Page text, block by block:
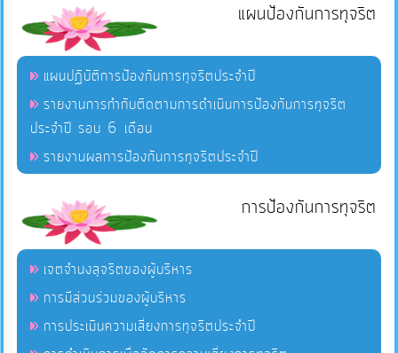
แผนป้องกันการทุจริต
แผนปฏิบัติการป้องกันการทุจริตประจำปี
รายงานการกำกับติดตามการดำเนินการป้องกันการทุจริต
ประจำปี รอบ 6 เดือน
รายงานผลการป้องกันการทุจริตประจำปี
การป้องกันการทุจริต
เจตจำนงสุจริตของผู้บริหาร
การมีส่วนร่วมของผู้บริหาร
การประเมินความเสี่ยงการทุจริตประจำปี